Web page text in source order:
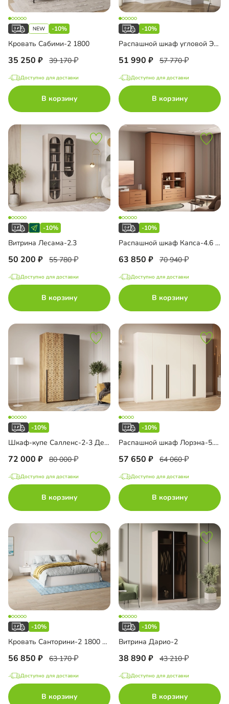
-10%
Кровать Сабими-2 1800
35 250 39 170
Доступно для доставки
В корзину
-10%
Распашной шкаф угловой Элавия-2-550
51 990 57 770
Доступно для доставки
В корзину
-10%
Витрина Лесама-2.3
50 200 55 780
Доступно для доставки
В корзину
-10%
Распашной шкаф Капса-4.6 с антресолью
63 850 70 940
Доступно для доставки
В корзину
-10%
Шкаф-купе Салленс-2-3 Декор 2
72 000 80 000
Доступно для доставки
В корзину
-10%
Распашной шкаф Лорэна-5.1 Премиум
57 650 64 060
Доступно для доставки
В корзину
-10%
Кровать Санторини-2 1800 Лайф
56 850 63 170
Доступно для доставки
В корзину
-10%
Витрина Дарио-2
38 890 43 210
Доступно для доставки
В корзину